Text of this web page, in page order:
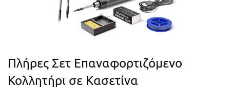
Πλήρες Σετ Επαναφορτιζόμενο
Κολλητήρι σε Κασετίνα